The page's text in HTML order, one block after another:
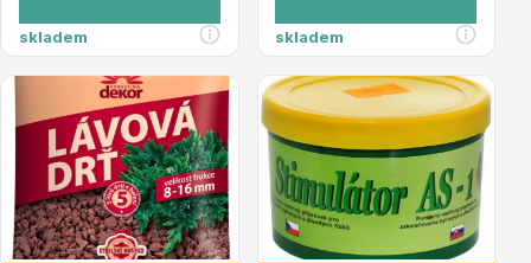
Drobná ovoce
skladem skladem